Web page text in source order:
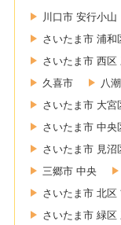
川口市 安行小山
さいたま市 浦和
さいたま市 西区
久喜市
八
さいたま市 大宮
さいたま市 中央
さいたま市 見沼
三郷市 中央
さいたま市 北区
さいたま市 緑区